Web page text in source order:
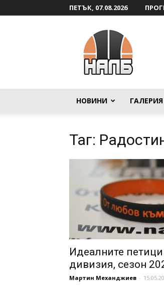
ПЕТЪК, 07.08.2026
НОВИНИ ГАЛЕРИЯ
Таг:
Идеалните петици
дивизия, сезон
Мартин Механджиев -